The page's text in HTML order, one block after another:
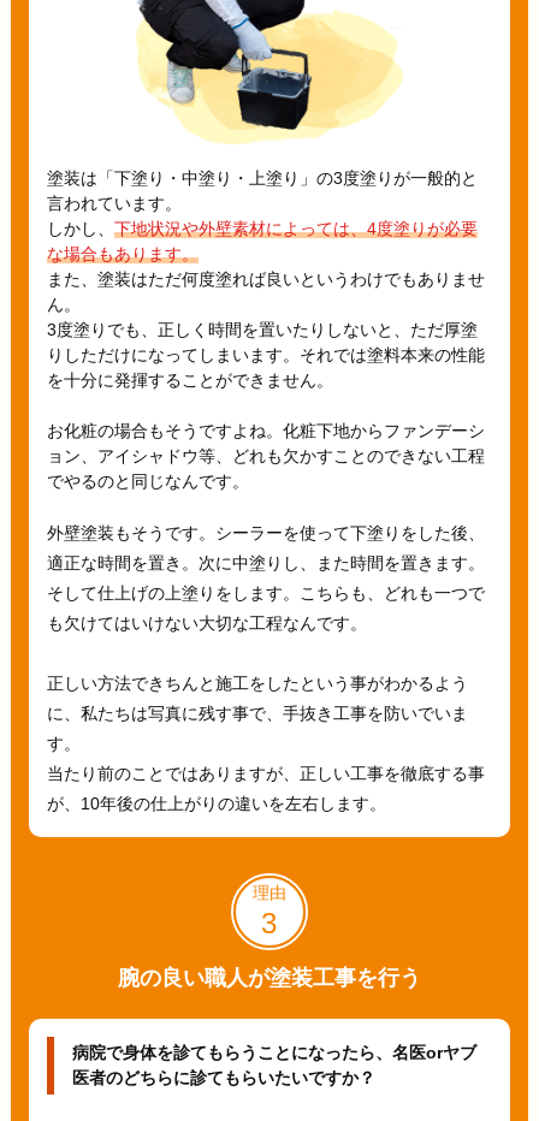
塗装は「下塗り・中塗り・上塗り」の3度塗りが一般的と
言われています。
しかし、 下地状況や外壁素材によっては、4度塗りが必要
な場合もあります。
また、塗装はただ何度塗れば良いというわけでもありませ
ん。
3度塗りでも、正しく時間を置いたりしないと、ただ厚塗
りしただけになってしまいます。それでは塗料本来の性能
を十分に発揮することができません。
お化粧の場合もそうですよね。化粧下地からファンデーシ
ョン、アイシャドウ等、どれも欠かすことのできない工程
でやるのと同じなんです。
外壁塗装もそうです。シーラーを使って下塗りをした後、
適正な時間を置き。次に中塗りし、また時間を置きます。
そして仕上げの上塗りをします。こちらも、どれも一つで
も欠けてはいけない大切な工程なんです。
正しい方法できちんと施工をしたという事がわかるよう
に、私たちは写真に残す事で、手抜き工事を防いでいま
す。
当たり前のことではありますが、正しい工事を徹底する事
が、10年後の仕上がりの違いを左右します。
理由
3
腕の良い職人が塗装工事を行う
病院で身体を診てもらうことになったら、名医orヤブ
医者のどちらに診てもらいたいですか？